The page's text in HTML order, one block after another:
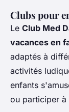
Clubs pour
Le Club Med
vacances en
adaptés à
activités
enfants
ou participer à